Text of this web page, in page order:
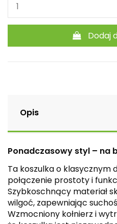
Dodaj
Opis
Ponadczasowy styl – na
Ta koszulka o klasycznym
połączenie prostoty i
Szybkoschnący materiał
wilgoć, zapewniając
Wzmocniony kołnierz i